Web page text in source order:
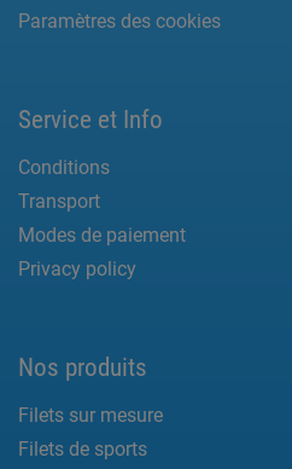
Paramètres des cookies
Service et Info
Conditions
Transport
Modes de paiement
Privacy policy
Nos produits
Filets sur mesure
Filets de sports